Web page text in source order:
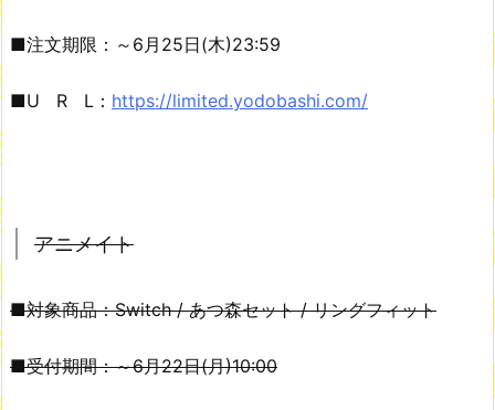
■注文期限：～6月25日(木)23:59
■U R L： https://limited.yodobashi.com/
アニメイト
■対象商品：Switch / あつ森セット / リングフィット
■受付期間：～6月22日(月)10:00